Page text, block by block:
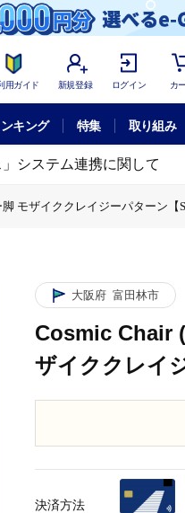
用ガイド 新規登録 ログイン カ
キング 特集 取り組み
」システム連携に関して
モザイククレイジーパターン【
大阪府 富田林市
Cosmic Chair
ザイククレイ
決済方法